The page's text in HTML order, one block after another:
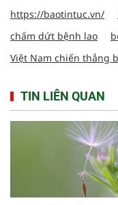
https://baotintuc.vn/
chấm dứt bệnh lao
Việt Nam chiến thắng
TIN LIÊN QUAN